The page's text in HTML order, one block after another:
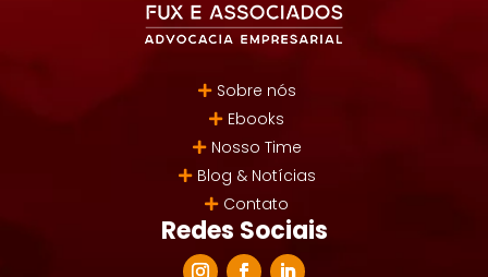
Sobre nós
Ebooks
Nosso Time
Blog & Notícias
Contato
Redes Sociais